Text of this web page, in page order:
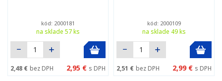
kód: 2000181
na sklade 57 ks
2,48 € bez DPH 2,95 € s DPH
kód: 2000109
na sklade 49 ks
2,51 € bez DPH 2,99 € s DPH